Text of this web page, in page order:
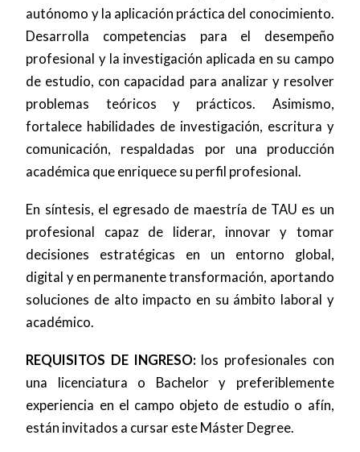
autónomo y la aplicación práctica del conocimiento.
Desarrolla competencias para el desempeño
profesional y la investigación aplicada en su campo
de estudio, con capacidad para analizar y resolver
problemas teóricos y prácticos. Asimismo,
fortalece habilidades de investigación, escritura y
comunicación, respaldadas por una producción
académica que enriquece su perfil profesional.
En síntesis, el egresado de maestría de TAU es un
profesional capaz de liderar, innovar y tomar
decisiones estratégicas en un entorno global,
digital y en permanente transformación, aportando
soluciones de alto impacto en su ámbito laboral y
académico.
REQUISITOS DE INGRESO: los profesionales con
una licenciatura o Bachelor y preferiblemente
experiencia en el campo objeto de estudio o afín,
están invitados a cursar este Máster Degree.